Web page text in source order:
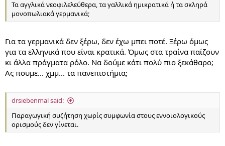
Τα αγγλικά νεοφιλελεύθερα, τα γαλλικά ημικρατικά ή τα σκληρά
μονοπωλιακά γερμανικά;
Για τα γερμανικά δεν ξέρω, δεν έχω μπει ποτέ. Ξέρω όμως
για τα ελληνικά που είναι κρατικά. Όμως στα τραίνα παίζουν
κι άλλα πράγματα ρόλο. Να δούμε κάτι πολύ πιο ξεκάθαρο;
Ας πουμε... χμμ... τα πανεπιστήμια;
drsiebenmal said:
Παραγωγική συζήτηση χωρίς συμφωνία στους εννοιολογικούς
ορισμούς δεν γίνεται.